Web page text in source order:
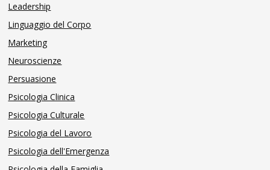
Leadership
Linguaggio del Corpo
Marketing
Neuroscienze
Persuasione
Psicologia Clinica
Psicologia Culturale
Psicologia del Lavoro
Psicologia dell'Emergenza